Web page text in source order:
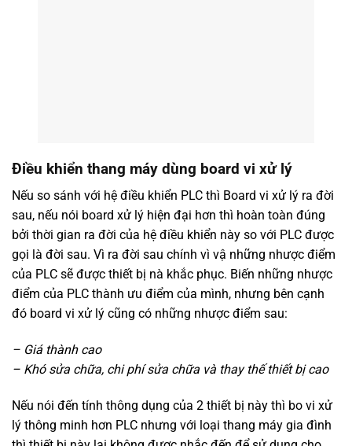
Điều khiển thang máy dùng board vi xử lý
Nếu so sánh với hệ điều khiển PLC thì Board vi xử lý ra đời
sau, nếu nói board xử lý hiện đại hơn thì hoàn toàn đúng
bởi thời gian ra đời của hệ điều khiển này so với PLC được
gọi là đời sau. Vì ra đời sau chính vì vậ những nhược điểm
của PLC sẽ được thiết bị nà khắc phục. Biến những nhược
điểm của PLC thành ưu điểm của mình, nhưng bên cạnh
đó board vi xử lý cũng có những nhược điểm sau:
– Giá thành cao
– Khó sửa chữa, chi phí sửa chữa và thay thế thiết bị cao
Nếu nói đến tính thông dụng của 2 thiết bị này thì bo vi xử
lý thông minh hơn PLC nhưng với loại thang máy gia đình